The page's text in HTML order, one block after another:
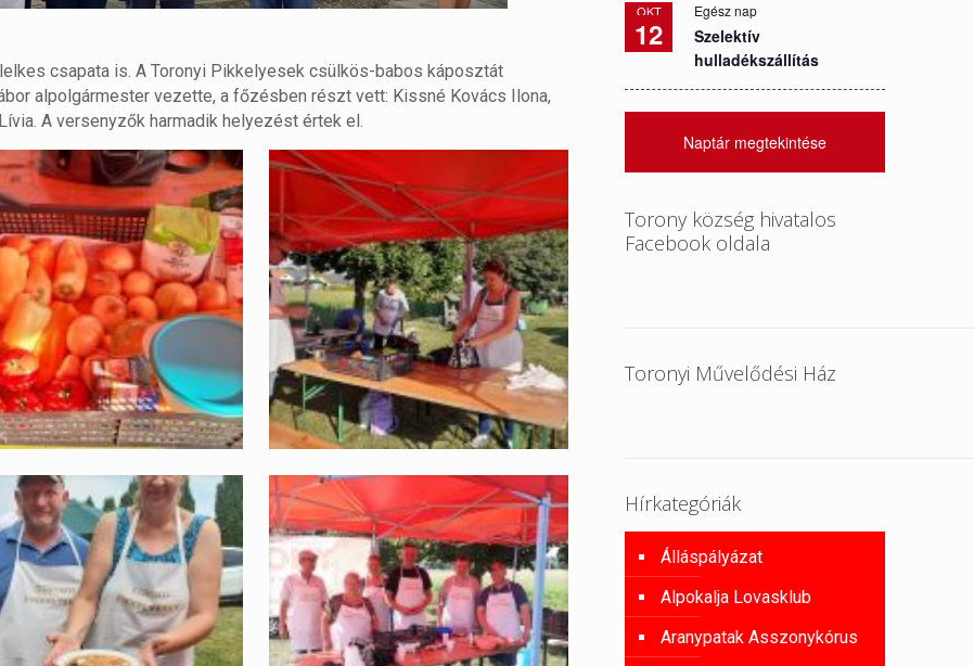
csapata is. A Toronyi Pikkelyesek csülkös-babos káposztát
alpolgármester vezette, a főzésben részt vett: Kissné Kovács Ilona,
A versenyzők harmadik helyezést értek el.
OKT
12
Egész nap
Szelektív
hulladékszállítás
Naptár megtekintése
Torony község hivatalos
Facebook oldala
Toronyi Művelődési Ház
Hírkategóriák
Álláspályázat
Alpokalja Lovasklub
Aranypatak Asszonykórus